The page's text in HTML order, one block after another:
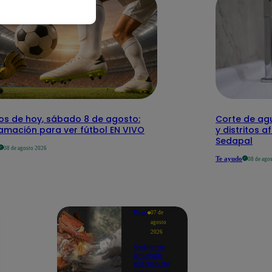
de hoy, sábado 8 de agosto:
para ver fútbol EN VIVO
08 de agosto 2026
Corte de
y distritos
Sedapal
Te ayudo 08 de
Perú 07 de
agosto
2026
Gobierno
anuncia
estado de